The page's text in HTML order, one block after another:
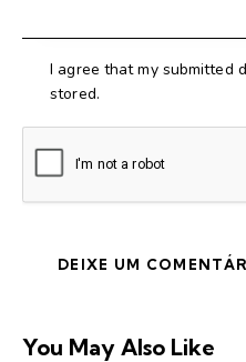
I agree that my submitted
stored.
You May Also Like